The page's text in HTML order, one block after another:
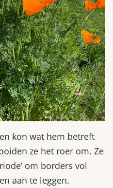
kon wat hem betreft
ze het roer om. Ze
om borders vol
aan te leggen.